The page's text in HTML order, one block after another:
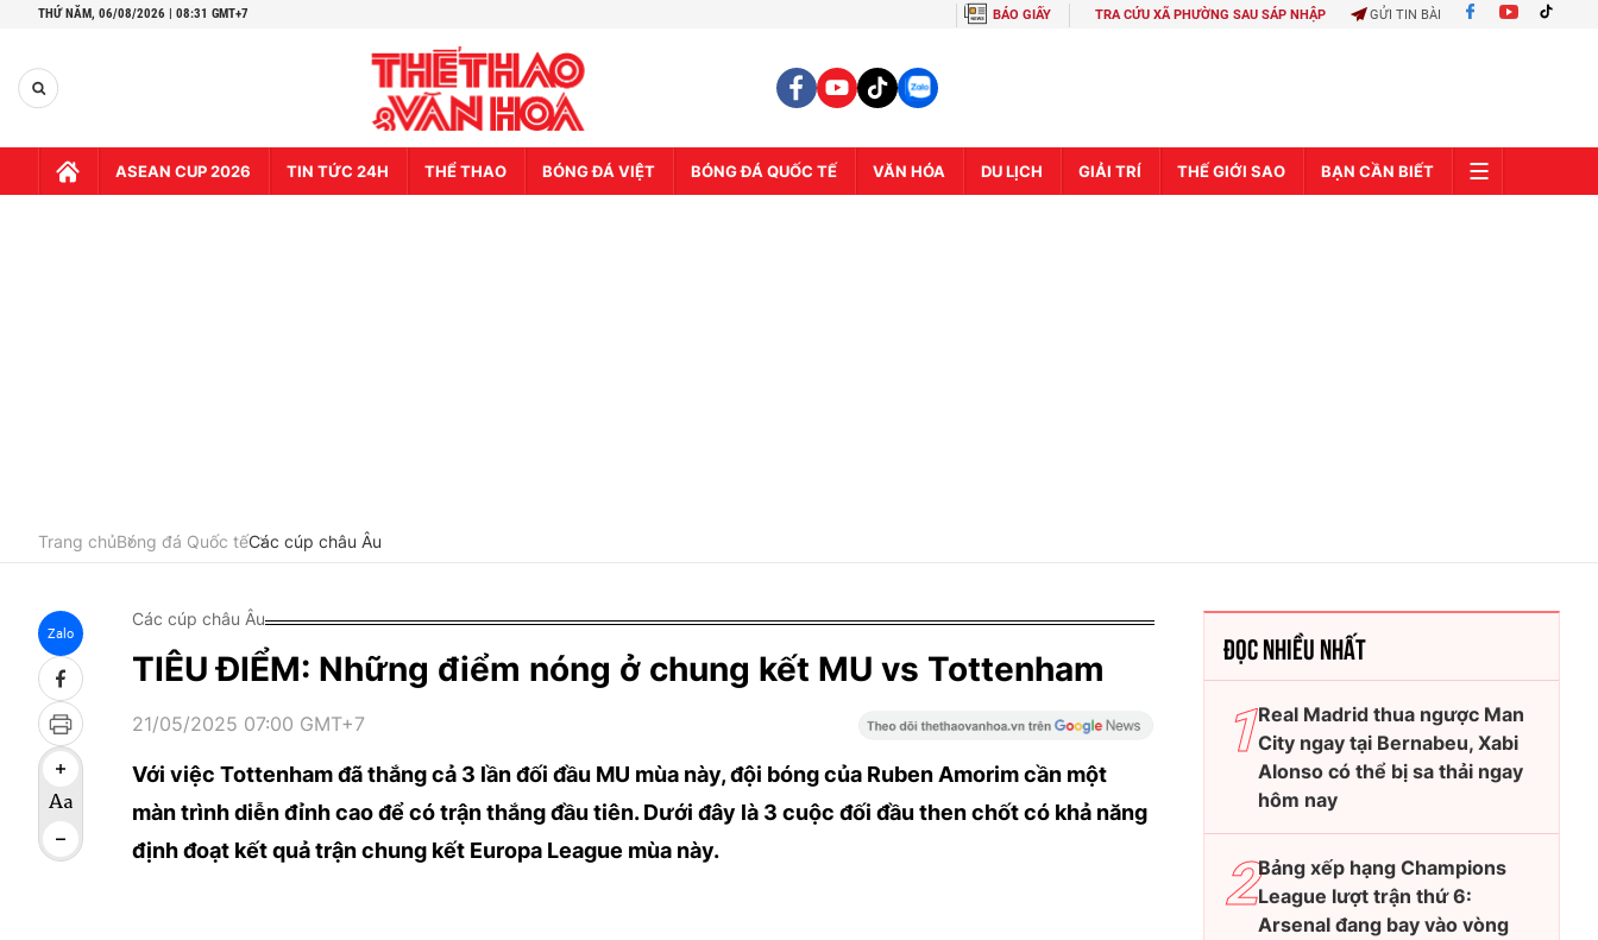
THỨ NĂM, 06/08/2026 | 08:31 GMT+7 BÁO GIẤY TRA CỨU XÃ PHƯỜNG SAU SÁP NHẬP GỬI TIN BÀI
ASEAN CUP 2026 TIN TỨC 24H THỂ THAO BÓNG ĐÁ VIỆT BÓNG ĐÁ QUỐC TẾ VĂN HÓA DU LỊCH GIẢI TRÍ THẾ GIỚI SAO BẠN CẦN BIẾT
Trang chủBóng đá Quốc tếCác cúp châu Âu
Zalo
Các cúp châu Âu
TIÊU ĐIỂM: Những điểm nóng ở chung kết MU vs Tottenham
21/05/2025 07:00 GMT+7
Với việc Tottenham đã thắng cả 3 lần đối đầu MU mùa này, đội bóng của Ruben Amorim cần một
màn trình diễn đỉnh cao để có trận thắng đầu tiên. Dưới đây là 3 cuộc đối đầu then chốt có khả năng
định đoạt kết quả trận chung kết Europa League mùa này.
ĐỌC NHIỀU NHẤT
Real Madrid thua ngược Man
City ngay tại Bernabeu, Xabi
Alonso có thể bị sa thải ngay
hôm nay
Bảng xếp hạng Champions
League lượt trận thứ 6:
Arsenal đang bay vào vòng